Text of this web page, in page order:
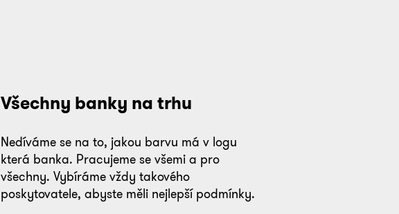
Všechny banky na trhu
Nedíváme se na to, jakou barvu má v logu
která banka. Pracujeme se všemi a pro
všechny. Vybíráme vždy takového
poskytovatele, abyste měli nejlepší podmínky.